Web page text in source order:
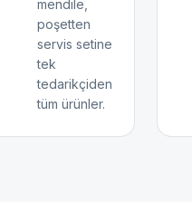
mendile,
poşetten
servis setine
tek
tedarikçiden
tüm ürünler.